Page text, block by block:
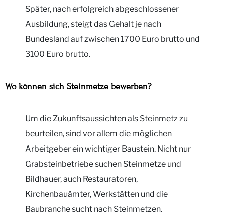
Später, nach erfolgreich abgeschlossener
Ausbildung, steigt das Gehalt je nach
Bundesland auf zwischen 1700 Euro brutto und
3100 Euro brutto.
Wo können sich Steinmetze bewerben?
Um die Zukunftsaussichten als Steinmetz zu
beurteilen, sind vor allem die möglichen
Arbeitgeber ein wichtiger Baustein. Nicht nur
Grabsteinbetriebe suchen Steinmetze und
Bildhauer, auch Restauratoren,
Kirchenbauämter, Werkstätten und die
Baubranche sucht nach Steinmetzen.